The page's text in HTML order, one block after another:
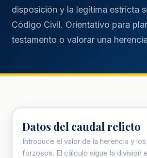
disposición y la legítima estricta
Código Civil. Orientativo para
testamento o valorar una
Datos del caudal relicto
Introduce el valor de la herencia y
forzosos. El cálculo sigue la división